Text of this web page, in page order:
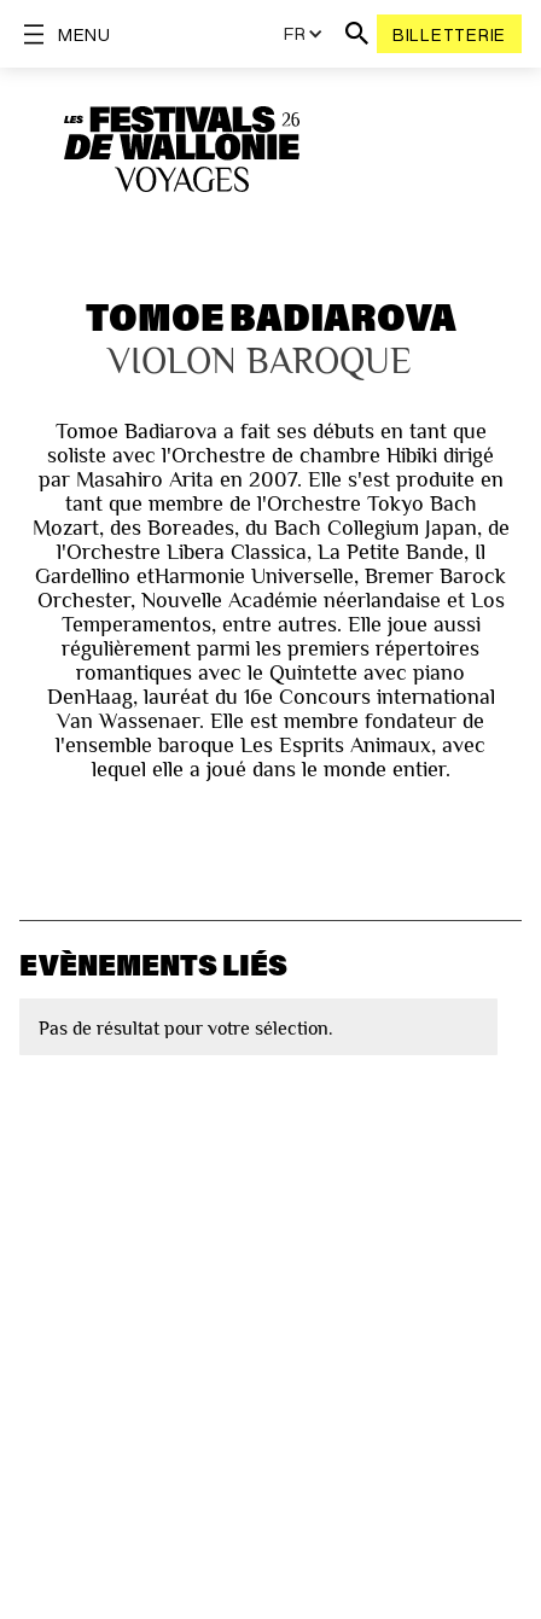
FR BILLETTERIE
MENU
TOMOE BADIAROVA
VIOLON BAROQUE
Tomoe Badiarova a fait ses débuts en tant que
soliste avec l'Orchestre de chambre Hibiki dirigé
par Masahiro Arita en 2007. Elle s'est produite en
tant que membre de l'Orchestre Tokyo Bach
Mozart, des Boreades, du Bach Collegium Japan, de
l'Orchestre Libera Classica, La Petite Bande, Il
Gardellino etHarmonie Universelle, Bremer Barock
Orchester, Nouvelle Académie néerlandaise et Los
Temperamentos, entre autres. Elle joue aussi
régulièrement parmi les premiers répertoires
romantiques avec le Quintette avec piano
DenHaag, lauréat du 16e Concours international
Van Wassenaer. Elle est membre fondateur de
l'ensemble baroque Les Esprits Animaux, avec
lequel elle a joué dans le monde entier.
EVÈNEMENTS LIÉS
Pas de résultat pour votre sélection.